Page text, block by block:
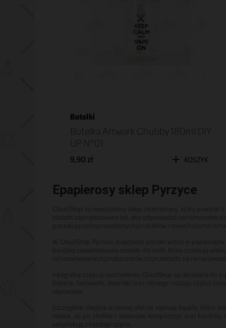
Butelki
Butelka Artwork Chubby 180ml DIY
UP N°01
9,90 zł KOSZYK
Epapierosy sklep Pyrzyce